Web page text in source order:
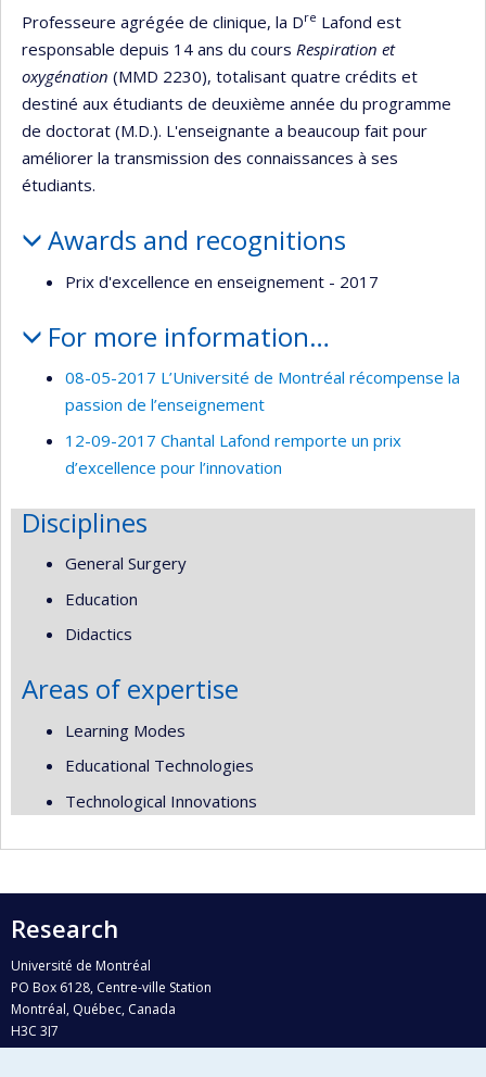
Professeure agrégée de clinique, la Dre Lafond est
responsable depuis 14 ans du cours Respiration et
oxygénation (MMD 2230), totalisant quatre crédits et
destiné aux étudiants de deuxième année du programme
de doctorat (M.D.). L'enseignante a beaucoup fait pour
améliorer la transmission des connaissances à ses
étudiants.
Awards and recognitions
Prix d'excellence en enseignement - 2017
For more information…
08-05-2017 L’Université de Montréal récompense la
passion de l’enseignement
12-09-2017 Chantal Lafond remporte un prix
d’excellence pour l’innovation
Disciplines
General Surgery
Education
Didactics
Areas of expertise
Learning Modes
Educational Technologies
Technological Innovations
Research
Université de Montréal
PO Box 6128, Centre-ville Station
Montréal, Québec, Canada
H3C 3J7